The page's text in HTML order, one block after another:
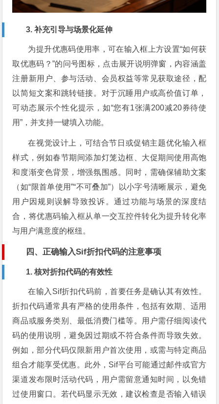
3. 补充引导与场景化延伸
为提升优惠码使用率，可在输入框上方设置“如何获
取优惠码？”的问号图标，点击展开说明弹窗，内容涵盖
注册新用户、参与活动、会员权益等常见获取途径，配
以简短文案和跳转链接。对于沉睡用户或高价值订单，
可动态展示个性化提示，如“您有1张满200减20券待使
用”，并支持一键填入功能。
在视觉设计上，可结合节日或促销主题优化输入框
样式，例如春节期间添加灯笼边框、大促期间使用高饱
和度渐变色背景，增强氛围感。同时，需确保辅助文案
（如“限首单使用”“不可叠加”）以小字号清晰展示，避免
用户因规则误解导致投诉。通过功能与场景的深度结
合，将优惠码输入框从单一交互控件转化为提升转化率
与用户满意度的枢纽。
四、正确输入Sif折扣代码的注意事项
1. 核对折扣代码的有效性
在输入Sif折扣代码前，首要任务是确认其有效性。
折扣代码通常具有严格的使用条件，包括有效期、适用
商品或服务类别、最低消费门槛等。用户需仔细阅读代
码的使用说明，避免因过期或不符合条件而导致失效。
例如，部分代码仅限新用户首次使用，或需与特定商品
组合才能享受优惠。此外，Sif平台可能通过邮件或官方
渠道发布限时活动代码，用户需留意通知时间，以免错
过使用窗口。若代码显示无效，建议检查是否输入错误